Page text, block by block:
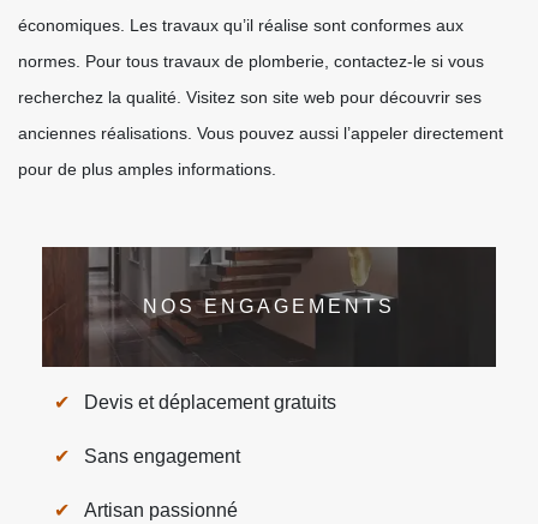
économiques. Les travaux qu’il réalise sont conformes aux
normes. Pour tous travaux de plomberie, contactez-le si vous
recherchez la qualité. Visitez son site web pour découvrir ses
anciennes réalisations. Vous pouvez aussi l’appeler directement
pour de plus amples informations.
NOS ENGAGEMENTS
Devis et déplacement gratuits
Sans engagement
Artisan passionné